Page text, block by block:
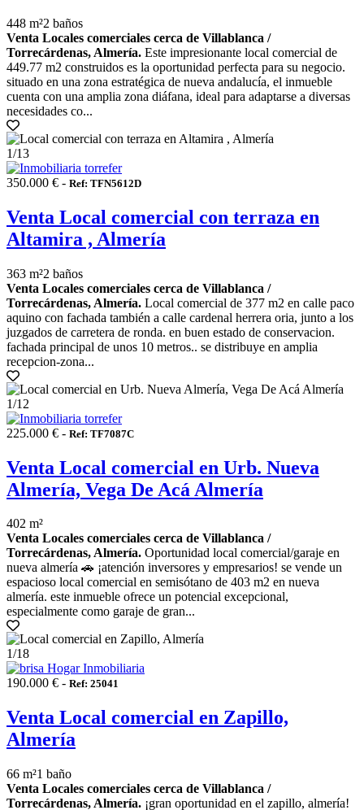
448 m²2 baños
Venta Locales comerciales cerca de Villablanca /
Torrecárdenas, Almería. Este impresionante local comercial de
449.77 m2 construidos es la oportunidad perfecta para su negocio.
situado en una zona estratégica de nueva andalucía, el inmueble
cuenta con una amplia zona diáfana, ideal para adaptarse a diversas
necesidades co...
1/13
350.000 € - Ref: TFN5612D
Venta Local comercial con terraza en
Altamira , Almería
363 m²2 baños
Venta Locales comerciales cerca de Villablanca /
Torrecárdenas, Almería. Local comercial de 377 m2 en calle paco
aquino con fachada también a calle cardenal herrera oria, junto a los
juzgados de carretera de ronda. en buen estado de conservacion.
fachada principal de unos 10 metros.. se distribuye en amplia
recepcion-zona...
1/12
225.000 € - Ref: TF7087C
Venta Local comercial en Urb. Nueva
Almería, Vega De Acá Almería
402 m²
Venta Locales comerciales cerca de Villablanca /
Torrecárdenas, Almería. Oportunidad local comercial/garaje en
nueva almería 🚗 ¡atención inversores y empresarios! se vende un
espacioso local comercial en semisótano de 403 m2 en nueva
almería. este inmueble ofrece un potencial excepcional,
especialmente como garaje de gran...
1/18
190.000 € - Ref: 25041
Venta Local comercial en Zapillo,
Almería
66 m²1 baño
Venta Locales comerciales cerca de Villablanca /
Torrecárdenas, Almería. ¡gran oportunidad en el zapillo, almería!